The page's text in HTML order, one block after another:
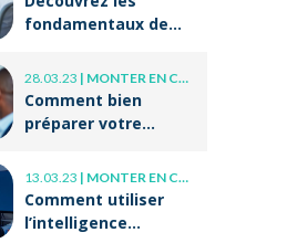
fondamentaux de
et du coaching !
28.03.23 | MONTER EN COMPÉTENCE
Comment bien
préparer votre
professionnelle ?
13.03.23 | MONTER EN COMPÉTENCE
Comment utiliser
l’intelligence